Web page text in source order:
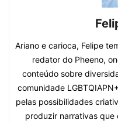
Ariano e carioca, Felipe
redator do Pheeno,
conteúdo sobre
comunidade
pelas possibilidades
produzir narrativas que